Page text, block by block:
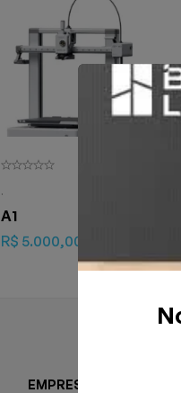
.
A1
R$ 5.000,00
EMPRESA